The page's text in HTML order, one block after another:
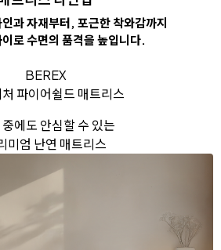
과 자재부터, 포근한 착와감까지
로 수면의 품격을 높입니다.
BEREX
파이어쉴드 매트리스
에도 안심할 수 있는
미엄 난연 매트리스